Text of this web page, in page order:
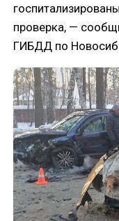
проверка, —
ГИБДД по